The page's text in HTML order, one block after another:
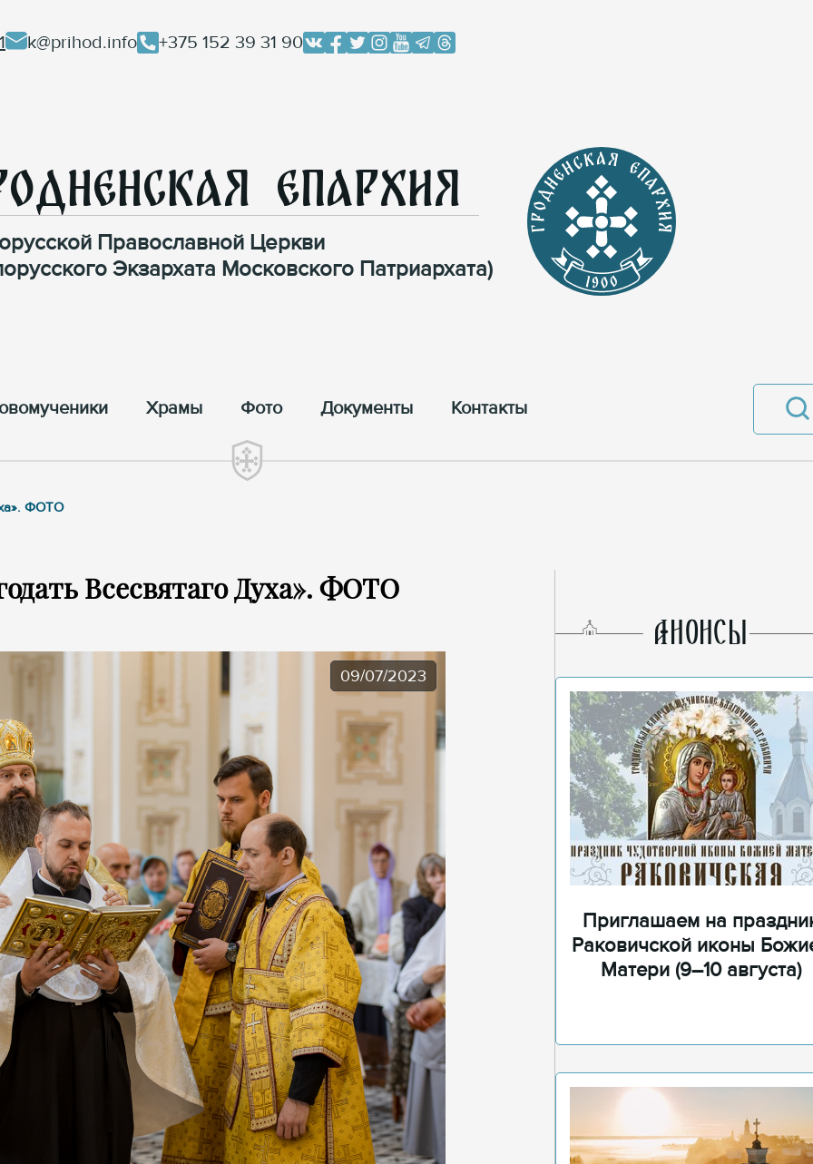
k@prihod.info +375 152 39 31 90
Епархия
Православной Церкви
Экзархата Московского Патриархата)
Храмы Фото Документы Контакты
ФОТО
Всесвятаго Духа». ФОТО
09/07/2023
AНОНСЫ
Приглашаем на
Раковичской иконы
Матери (9–10 августа)